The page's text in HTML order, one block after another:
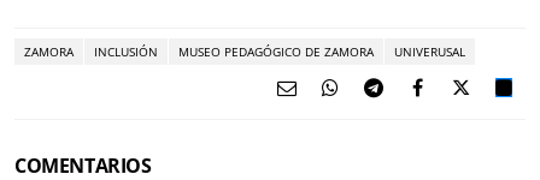
ZAMORA INCLUSIÓN MUSEO PEDAGÓGICO DE ZAMORA UNIVERUSAL
COMENTARIOS